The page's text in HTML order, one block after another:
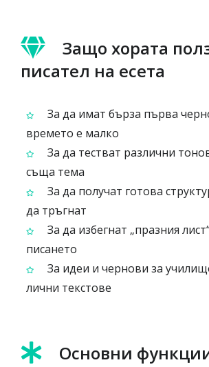
Защо хората
писател на есета
За да имат бърза първа
времето е малко
За да тестват различни
съща тема
За да получат готова
да тръгнат
За да избегнат „празния
писането
За идеи и чернови за
лични текстове
Основни